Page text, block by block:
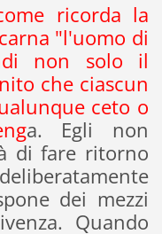
ricorda la
"l'uomo di
non solo il
che ciascun
ceto o
a. Egli non
di fare ritorno
dei mezzi
Quando